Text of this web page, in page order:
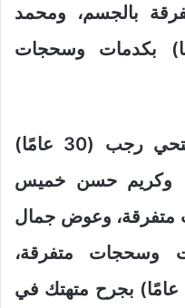
بالجسم، ومحمد
(27 عامًا) بكدمات وسحجات
كما أصيب كل من: طه فتحي رجب (30 عامًا)
وكريم حسن خميس
متفرقة، وعوض جمال
وسحجات متفرقة،
وشعبان رمضان مشعل (22 عامًا) بجرح متهتك في